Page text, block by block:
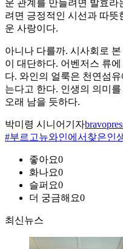
운 관계를 만들려면 발효
려면 긍정적인 시선과 따뜻
운 사랑이다.
아니나 다를까. 시사회로
이 대단하다. 어벤저스 류
다. 와인의 얼룩은 천연섬
는다고 한다. 인생의 의미
오래 남을 듯하다.
박미령 시니어기자
#부르고뉴와인에서찾은인
좋아요0
화나요0
슬퍼요0
더 궁금해요0
최신뉴스